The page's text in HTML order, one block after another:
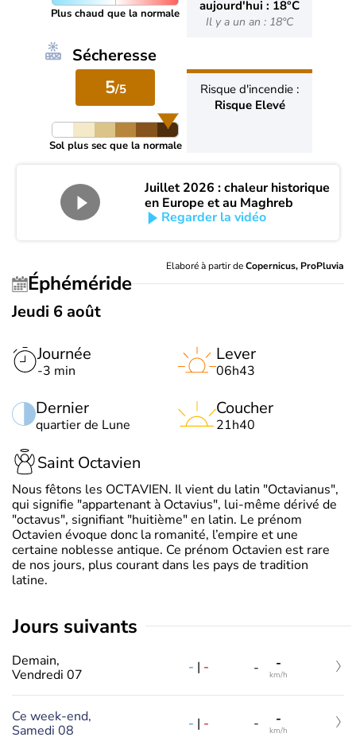
Plus chaud que la normale aujourd'hui : 18°C
Il y a un an : 18°C
Sécheresse
5/5
Sol plus sec que la normale
Risque d'incendie :
Risque Elevé
Juillet 2026 : chaleur historique
en Europe et au Maghreb
Regarder la vidéo
Elaboré à partir deCopernicus, ProPluvia
Éphéméride
Jeudi 6 août
Journée
-3 min
Dernier
quartier de Lune
Lever
06h43
Coucher
21h40
Saint Octavien
Nous fêtons les OCTAVIEN. Il vient du latin "Octavianus",
qui signifie "appartenant à Octavius", lui-même dérivé de
"octavus", signifiant "huitième" en latin. Le prénom
Octavien évoque donc la romanité, l’empire et une
certaine noblesse antique. Ce prénom Octavien est rare
de nos jours, plus courant dans les pays de tradition
latine.
jours suivants
Demain,
Vendredi 07
- | - - -
km/h
Ce week-end,
Samedi 08
- | - - -
km/h